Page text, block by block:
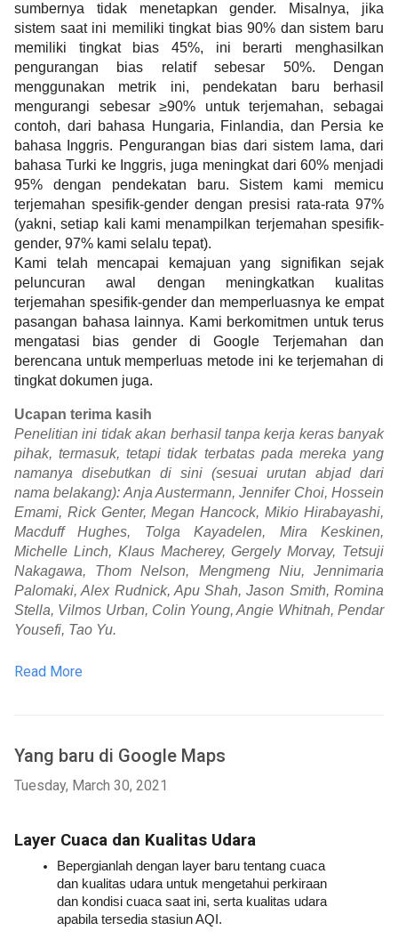
sumbernya tidak menetapkan gender. Misalnya, jika
sistem saat ini memiliki tingkat bias 90% dan sistem baru
memiliki tingkat bias 45%, ini berarti menghasilkan
pengurangan bias relatif sebesar 50%. Dengan
menggunakan metrik ini, pendekatan baru berhasil
mengurangi sebesar ≥90% untuk terjemahan, sebagai
contoh, dari bahasa Hungaria, Finlandia, dan Persia ke
bahasa Inggris. Pengurangan bias dari sistem lama, dari
bahasa Turki ke Inggris, juga meningkat dari 60% menjadi
95% dengan pendekatan baru. Sistem kami memicu
terjemahan spesifik-gender dengan presisi rata-rata 97%
(yakni, setiap kali kami menampilkan terjemahan spesifik-
gender, 97% kami selalu tepat).
Kami telah mencapai kemajuan yang signifikan sejak
peluncuran awal dengan meningkatkan kualitas
terjemahan spesifik-gender dan memperluasnya ke empat
pasangan bahasa lainnya. Kami berkomitmen untuk terus
mengatasi bias gender di Google Terjemahan dan
berencana untuk memperluas metode ini ke terjemahan di
tingkat dokumen juga.
Ucapan terima kasih
Penelitian ini tidak akan berhasil tanpa kerja keras banyak
pihak, termasuk, tetapi tidak terbatas pada mereka yang
namanya disebutkan di sini (sesuai urutan abjad dari
nama belakang): Anja Austermann, Jennifer Choi‎, Hossein
Emami, Rick Genter, Megan Hancock, Mikio Hirabayashi‎,
Macduff Hughes, Tolga Kayadelen, Mira Keskinen,
Michelle Linch, Klaus Macherey‎, Gergely Morvay, Tetsuji
Nakagawa, Thom Nelson, Mengmeng Niu, Jennimaria
Palomaki‎, Alex Rudnick, Apu Shah, Jason Smith, Romina
Stella, Vilmos Urban, Colin Young, Angie Whitnah, Pendar
Yousefi, Tao Yu.
Read More
Yang baru di Google Maps
Tuesday, March 30, 2021
Layer Cuaca dan Kualitas Udara
Bepergianlah dengan layer baru tentang cuaca
dan kualitas udara untuk mengetahui perkiraan
dan kondisi cuaca saat ini, serta kualitas udara
apabila tersedia stasiun AQI.